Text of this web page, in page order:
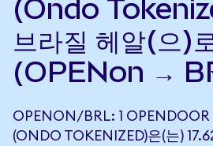
(Ondo
브라질 헤알(으)
(OPENon →
OPENON/BRL: 1
(ONDO TOKENIZED)은(는)